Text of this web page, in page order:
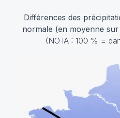
Différences des
normale (en moyenne
(NOTA : 100 % =